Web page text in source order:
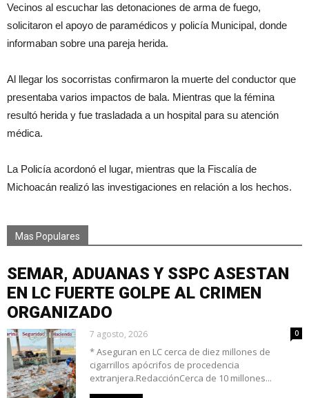
Vecinos al escuchar las detonaciones de arma de fuego,
solicitaron el apoyo de paramédicos y policía Municipal, donde
informaban sobre una pareja herida.
Al llegar los socorristas confirmaron la muerte del conductor que
presentaba varios impactos de bala. Mientras que la fémina
resultó herida y fue trasladada a un hospital para su atención
médica.
La Policía acordonó el lugar, mientras que la Fiscalía de
Michoacán realizó las investigaciones en relación a los hechos.
Mas Populares
SEMAR, ADUANAS Y SSPC ASESTAN
EN LC FUERTE GOLPE AL CRIMEN
ORGANIZADO
7 agosto, 2026 0
* Aseguran en LC cerca de diez millones de
cigarrillos apócrifos de procedencia
extranjera.RedacciónCerca de 10 millones...